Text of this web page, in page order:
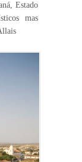
Estado
mas